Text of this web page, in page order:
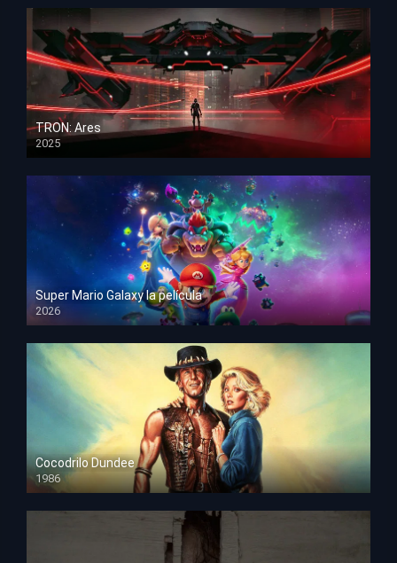
TRON: Ares
2025
HD 1080p
Super Mario Galaxy la película
2026
HD 1080p
Cocodrilo Dundee
1986
HD 1080p